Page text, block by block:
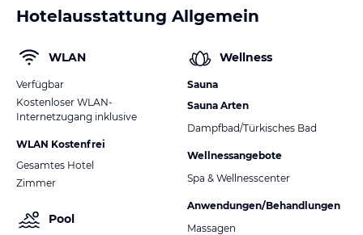
Hotelausstattung Allgemein
WLAN
Verfügbar
Kostenloser WLAN-
Internetzugang inklusive
WLAN Kostenfrei
Gesamtes Hotel
Zimmer
Pool
Wellness
Sauna
Sauna Arten
Dampfbad/Türkisches Bad
Wellnessangebote
Spa & Wellnesscenter
Anwendungen/Behandlungen
Massagen